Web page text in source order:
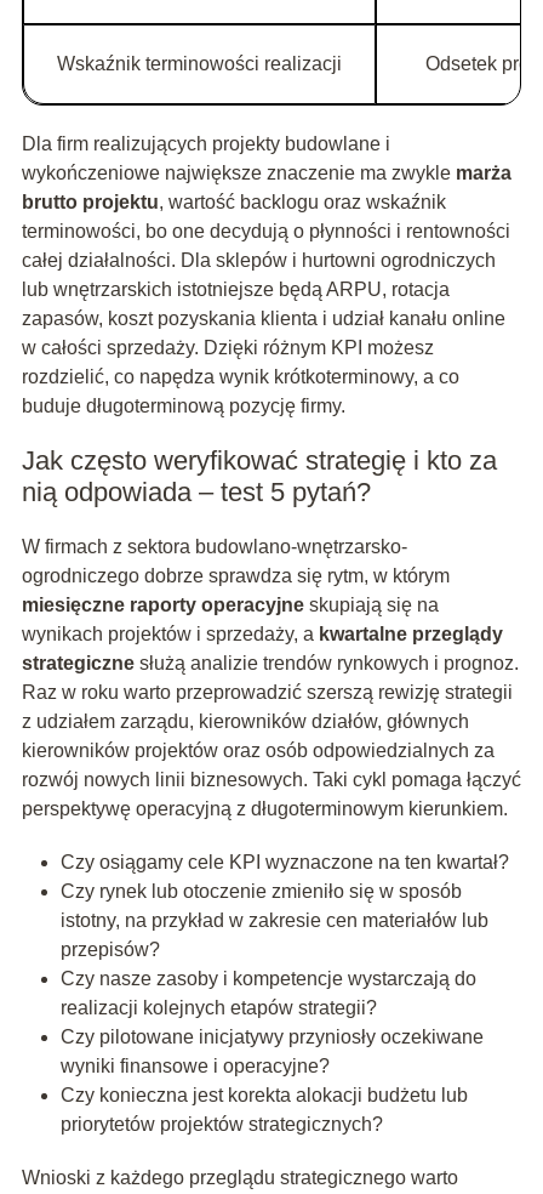
Wskaźnik terminowości realizacji Odsetek
Dla firm realizujących projekty budowlane i
wykończeniowe największe znaczenie ma zwykle marża
brutto projektu, wartość backlogu oraz wskaźnik
terminowości, bo one decydują o płynności i rentowności
całej działalności. Dla sklepów i hurtowni ogrodniczych
lub wnętrzarskich istotniejsze będą ARPU, rotacja
zapasów, koszt pozyskania klienta i udział kanału online
w całości sprzedaży. Dzięki różnym KPI możesz
rozdzielić, co napędza wynik krótkoterminowy, a co
buduje długoterminową pozycję firmy.
Jak często weryfikować strategię i kto za
nią odpowiada – test 5 pytań?
W firmach z sektora budowlano-wnętrzarsko-
ogrodniczego dobrze sprawdza się rytm, w którym
miesięczne raporty operacyjneskupiają się na
wynikach projektów i sprzedaży, a kwartalne przeglądy
strategicznesłużą analizie trendów rynkowych i prognoz.
Raz w roku warto przeprowadzić szerszą rewizję strategii
z udziałem zarządu, kierowników działów, głównych
kierowników projektów oraz osób odpowiedzialnych za
rozwój nowych linii biznesowych. Taki cykl pomaga łączyć
perspektywę operacyjną z długoterminowym kierunkiem.
Czy osiągamy cele KPI wyznaczone na ten kwartał?
Czy rynek lub otoczenie zmieniło się w sposób
istotny, na przykład w zakresie cen materiałów lub
przepisów?
Czy nasze zasoby i kompetencje wystarczają do
realizacji kolejnych etapów strategii?
Czy pilotowane inicjatywy przyniosły oczekiwane
wyniki finansowe i operacyjne?
Czy konieczna jest korekta alokacji budżetu lub
priorytetów projektów strategicznych?
Wnioski z każdego przeglądu strategicznego warto